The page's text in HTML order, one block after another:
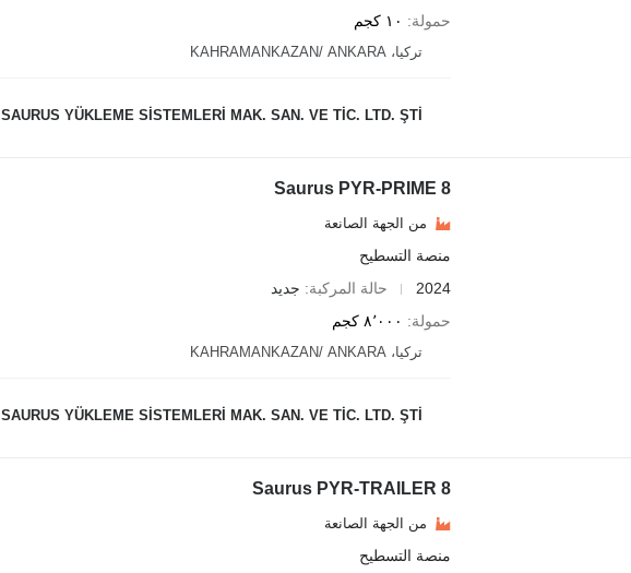
حمولة
١٠ كجم
تركيا، KAHRAMANKAZAN/ ANKARA
SAURUS YÜKLEME SİSTEMLERİ MAK. SAN. VE TİC. LTD. ŞTİ.
Saurus PYR-PRIME 8
من الجهة الصانعة
منصة التسطيح
2024
حالة المركبة
جديد
حمولة
٨٬٠٠٠ كجم
تركيا، KAHRAMANKAZAN/ ANKARA
SAURUS YÜKLEME SİSTEMLERİ MAK. SAN. VE TİC. LTD. ŞTİ.
Saurus PYR-TRAILER 8
من الجهة الصانعة
منصة التسطيح